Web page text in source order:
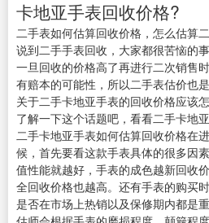
卡地亚手表回收价格?
二手表如何估算回收价格，怎么估算
说到二手手表回收，大家都很苦恼的
一旦回收的价格高了再进行二次销售
有赔本的可能性，所以二手表估价也
关于二手卡地亚手表的回收价格应该
了解一下这个话题吧，看看二手卡地
二手卡地亚手表如何估算回收价格在
候，首先要看这款手表具体的很多因
值性能就越好，手表的成色越新回收
全回收价格也越高。还有手表的购买
是否在市场上热销以及保修期内都是